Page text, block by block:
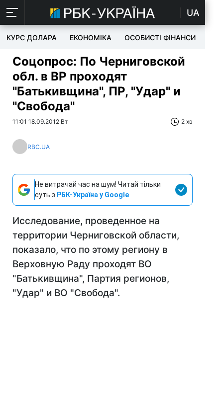
UA
КУРС ДОЛАРА ЕКОНОМІКА ОСОБИСТІ ФІНАНСИ
Соцопрос: По Черниговской
обл. в ВР проходят
"Батькивщина", ПР, "Удар" и
"Свобода"
11:01 18.09.2012 Вт 2 хв
RBC.UA
Не витрачай час на шум! Читай тільки
суть з РБК-Україна у Google
Исследование, проведенное на
территории Черниговской области,
показало, что по этому региону в
Верховную Раду проходят ВО
"Батькивщина", Партия регионов,
"Удар" и ВО "Свобода".